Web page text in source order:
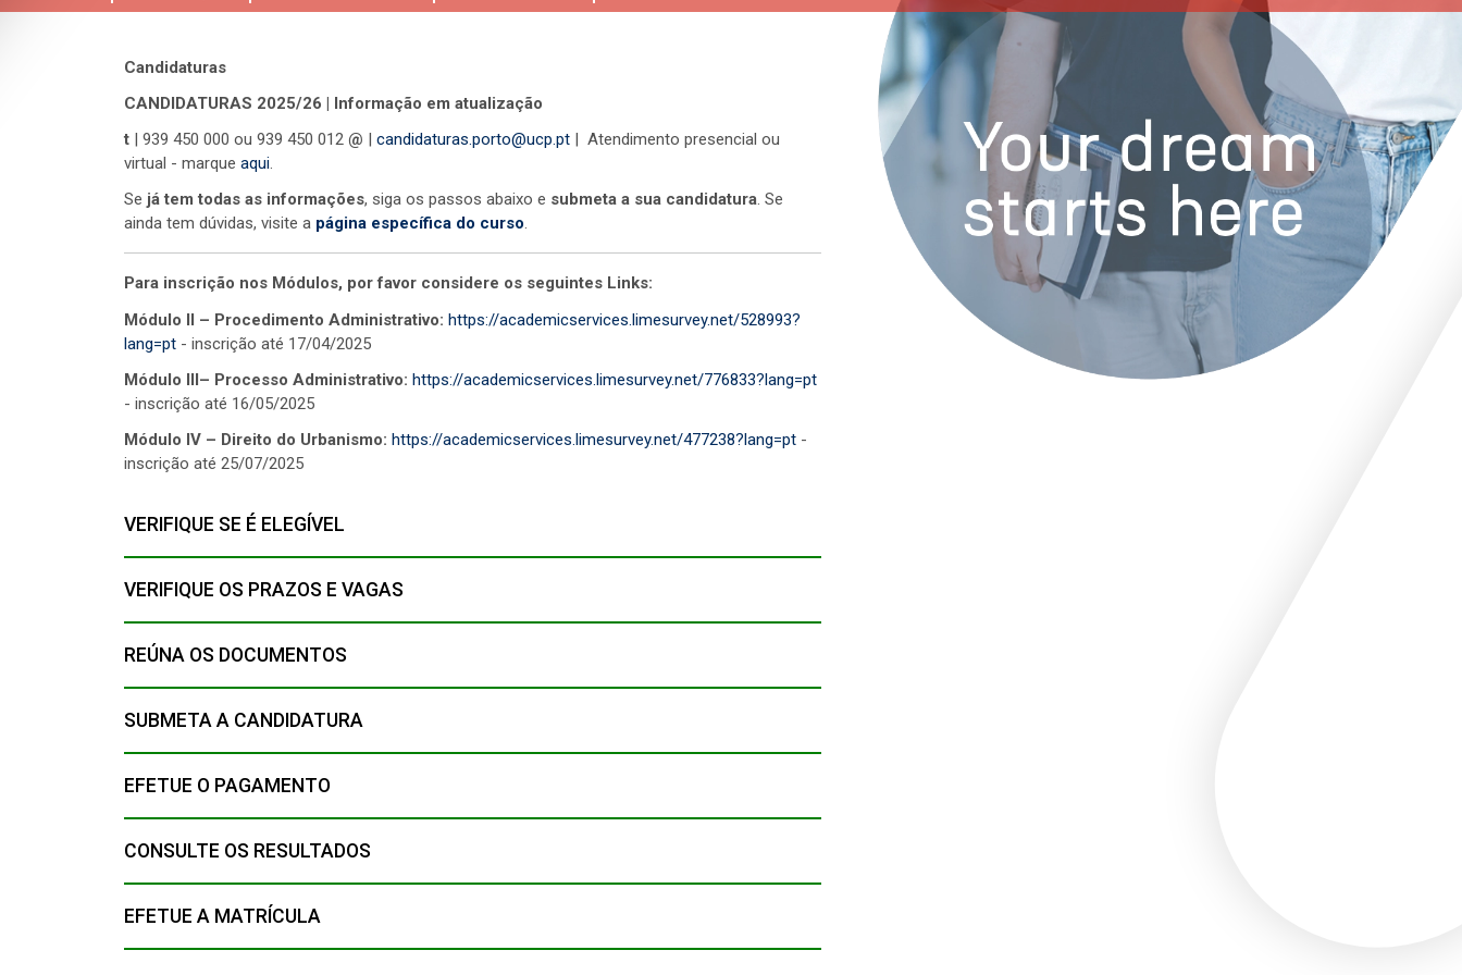
Candidaturas
CANDIDATURAS 2025/26 | Informação em atualização
t | 939 450 000 ou 939 450 012 @ | candidaturas.porto@ucp.pt | Atendimento presencial ou
virtual - marque aqui.
Se já tem todas as informações, siga os passos abaixo e submeta a sua candidatura. Se
ainda tem dúvidas, visite a página específica do curso.
Para inscrição nos Módulos, por favor considere os seguintes Links:
Módulo II – Procedimento Administrativo: https://academicservices.limesurvey.net/528993?
lang=pt - inscrição até 17/04/2025
Módulo III– Processo Administrativo: https://academicservices.limesurvey.net/776833?lang=pt
- inscrição até 16/05/2025
Módulo IV – Direito do Urbanismo: https://academicservices.limesurvey.net/477238?lang=pt -
inscrição até 25/07/2025
VERIFIQUE SE É ELEGÍVEL
VERIFIQUE OS PRAZOS E VAGAS
REÚNA OS DOCUMENTOS
SUBMETA A CANDIDATURA
EFETUE O PAGAMENTO
CONSULTE OS RESULTADOS
EFETUE A MATRÍCULA